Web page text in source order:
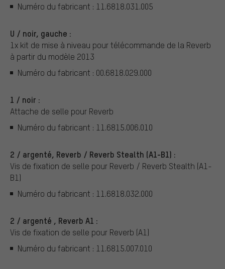
Numéro du fabricant : 11.6818.031.005
U / noir, gauche :
1x kit de mise à niveau pour télécommande de la Reverb
à partir du modèle 2013
Numéro du fabricant : 00.6818.029.000
1 / noir :
Attache de selle pour Reverb
Numéro du fabricant : 11.6815.006.010
2 / argenté, Reverb / Reverb Stealth (A1-B1) :
Vis de fixation de selle pour Reverb / Reverb Stealth (A1-
B1)
Numéro du fabricant : 11.6818.032.000
2 / argenté , Reverb A1 :
Vis de fixation de selle pour Reverb (A1)
Numéro du fabricant : 11.6815.007.010